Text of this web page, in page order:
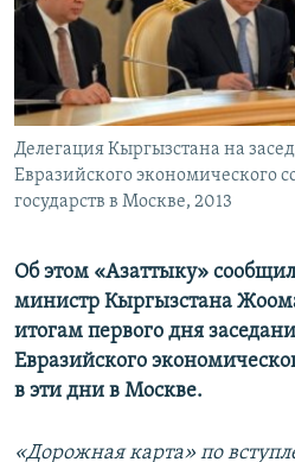
Делегация Кыргызстана на
Евразийского экономического
государств в Москве, 2013
Об этом «Азаттыку»
министр Кыргызстана
итогам первого дня
Евразийского
в эти дни в Москве.
«Дорожная карта» по